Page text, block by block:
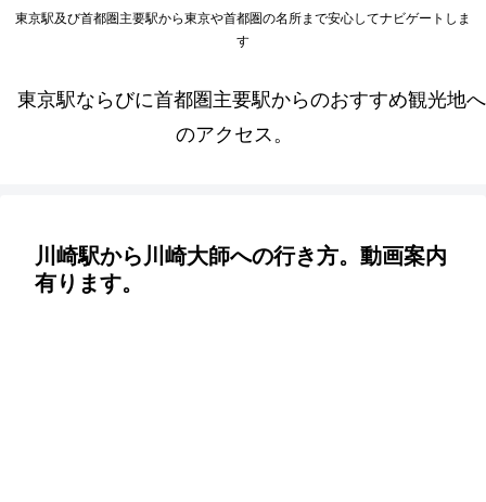
東京駅及び首都圏主要駅から東京や首都圏の名所まで安心してナビゲートしま
す
東京駅ならびに首都圏主要駅からのおすすめ観光地へ
のアクセス。
川崎駅から川崎大師への行き方。動画案内
有ります。